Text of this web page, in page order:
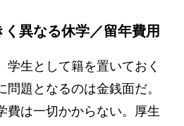
く異なる休学／留年費用
生として籍を置いておく
題となるのは金銭面だ。
費は一切かからない。厚生